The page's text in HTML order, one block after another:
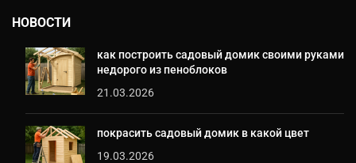
НОВОСТИ
как построить садовый домик своими руками
недорого из пеноблоков
21.03.2026
покрасить садовый домик в какой цвет
19.03.2026